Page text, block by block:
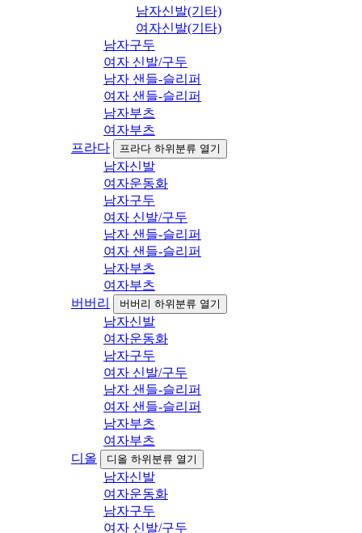
남자신발(기타)
여자신발(기타)
남자구두
여자 신발/구두
남자 샌들-슬리퍼
여자 샌들-슬리퍼
남자부츠
여자부츠
프라다
프라다 하위분류 열기
남자신발
여자운동화
남자구두
여자 신발/구두
남자 샌들-슬리퍼
여자 샌들-슬리퍼
남자부츠
여자부츠
버버리
버버리 하위분류 열기
남자신발
여자운동화
남자구두
여자 신발/구두
남자 샌들-슬리퍼
여자 샌들-슬리퍼
남자부츠
여자부츠
디올
디올 하위분류 열기
남자신발
여자운동화
남자구두
여자 신발/구두